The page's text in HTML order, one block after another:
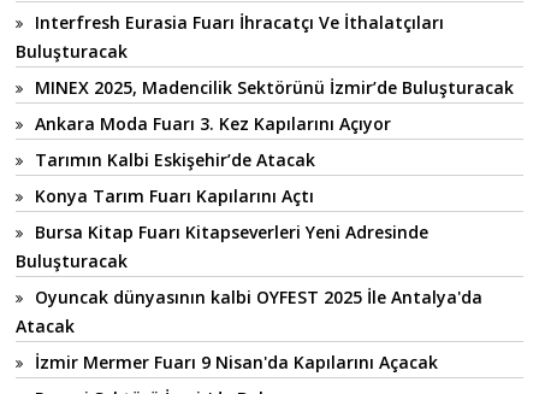
Interfresh Eurasia Fuarı İhracatçı Ve İthalatçıları
Buluşturacak
MINEX 2025, Madencilik Sektörünü İzmir’de Buluşturacak
Ankara Moda Fuarı 3. Kez Kapılarını Açıyor
Tarımın Kalbi Eskişehir’de Atacak
Konya Tarım Fuarı Kapılarını Açtı
Bursa Kitap Fuarı Kitapseverleri Yeni Adresinde
Buluşturacak
Oyuncak dünyasının kalbi OYFEST 2025 İle Antalya'da
Atacak
İzmir Mermer Fuarı 9 Nisan'da Kapılarını Açacak